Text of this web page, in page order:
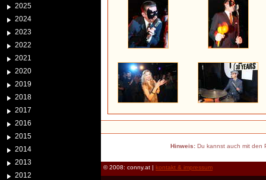
2025
2024
2023
2022
2021
2020
2019
2018
2017
2016
2015
2014
2013
2012
Hinweis:Du kannst auch mit den
© 2008: conny.at | kontakt & impressum